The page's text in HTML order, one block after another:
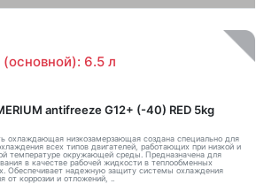
6.5 л
antifreeze G12+ (-40) RED 5kg
охлаждающая низкозамерзающая создана специально для
всех типов двигателей, работающих при низкой и
температуре окружающей среды. Предназначена для
в качестве рабочей жидкости в теплообменных
Обеспечивает надежную защиту системы охлаждения
от коррозии и отложений, ..